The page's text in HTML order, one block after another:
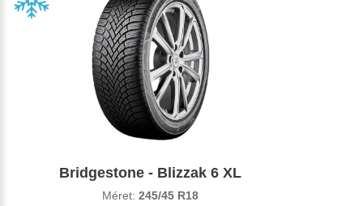
Bridgestone - Blizzak 6 XL
Méret: 245/45 R18